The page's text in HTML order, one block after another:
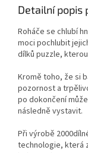
Detailní popis
Roháče se chlubí
moci pochlubit
dílků puzzle,
Kromě toho, že si
pozornost a
po dokončení
následně vystavit.
Při výrobě
technologie, která